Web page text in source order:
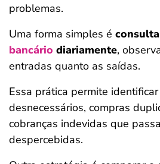
problemas.
Uma forma simples é
bancário diariamente,
entradas quanto as saídas.
Essa prática permite
desnecessários, compras
cobranças indevidas que
despercebidas.